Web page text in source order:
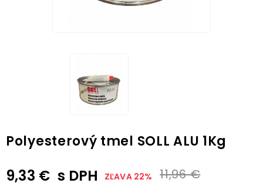
Polyesterový tmel SOLL ALU 1Kg
9,33 € s DPH ZĽAVA 22% 11,96 €